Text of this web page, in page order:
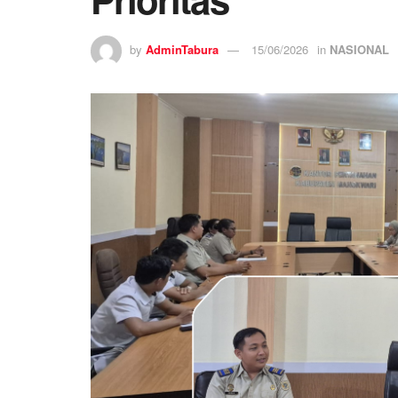
by AdminTabura 15/06/2026 in NASIONAL